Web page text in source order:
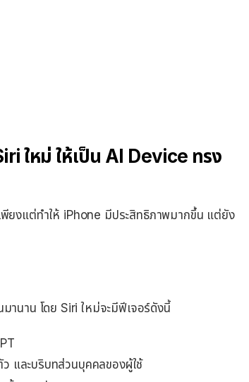
ใหม่ ให้เป็น AI Device ทรง
พียงแต่ทำให้ iPhone มีประสิทธิภาพมากขึ้น แต่ยัง
านาน โดย Siri ใหม่จะมีฟีเจอร์ดังนี้
และบริบทส่วนบุคคลของผู้ใช้